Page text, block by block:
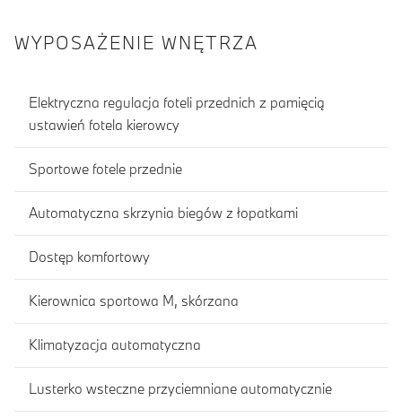
WYPOSAŻENIE WNĘTRZA
Elektryczna regulacja foteli przednich z pamięcią
ustawień fotela kierowcy
Sportowe fotele przednie
Automatyczna skrzynia biegów z łopatkami
Dostęp komfortowy
Kierownica sportowa M, skórzana
Klimatyzacja automatyczna
Lusterko wsteczne przyciemniane automatycznie